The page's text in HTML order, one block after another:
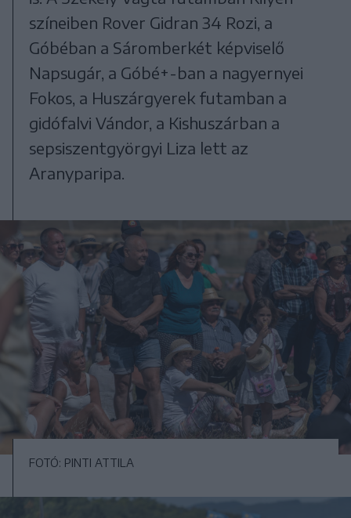
színeiben Rover Gidran 34 Rozi, a
Góbéban a Sáromberkét képviselő
Napsugár, a Góbé+-ban a nagyernyei
Fokos, a Huszárgyerek futamban a
gidófalvi Vándor, a Kishuszárban a
sepsiszentgyörgyi Liza lett az
Aranyparipa.
FOTÓ: PINTI ATTILA